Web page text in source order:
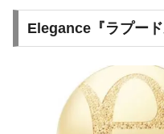
Elegance『ラプード